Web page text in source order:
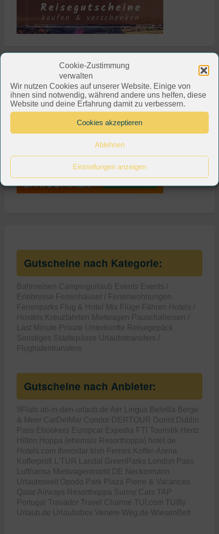
Cookie-Zustimmung
verwalten
Wir nutzen Cookies auf unserer Website. Einige von
ihnen sind notwendig, während andere uns helfen, diese
Website und deine Erfahrung damit zu verbessern.
Cookies akzeptieren
Ablehnen
Einstellungen anzeigen
Gutscheine nach Kategorie:
Bahnreisen Campingurlaub Events Events /
Erlebnisse Ferienhäuser / Ferienwohnungen
Ferienparks Flug & Hotel Mix Flüge Fähren Hotels /
Hostels Kreuzfahrten Mietwagen Pauschalreisen /
Last Minute Private Unterkünfte Reisegepäck
Sonstiges Städtepässe Urlaubstransfers /
Flughafentransfers
Gutscheine nach Anbieter:
9Flats ab-in-den-urlaub.de Aer Lingus Belvilla Berge
& Meer CarDelMar Condor DERTOUR Dorint Dublin
Pass Ebookers Europcar Expedia FTI Touristik Hertz
Hilton Hoppa (ehemals Resorthoppa) hotel.de
Hotels.com
Iberostar Irish Ferries Koffer-Arena
Kofferprofi
L'TUR Landal GreenParks
London Pass
Lufthansa Mietwagenmarkt DE Neckermann
Urlaubswelt Opodo Park Plaza Pierre & Vacances
Qatar Airways Resorthoppa Sunny Cars TAP
Portugal
Travador Travel Charme TUI.com TUIfly
Urlaub.de Urlaubsbox Venere Weg.de WiesenBett